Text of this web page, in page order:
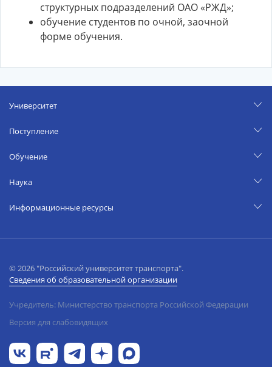
структурных подразделений ОАО «РЖД»;
обучение студентов по очной, заочной
форме обучения.
Университет
Поступление
Обучение
Наука
Информационные ресурсы
© 2026 "Российский университет транспорта".
Сведения об образовательной организации
Учредитель: Министерство транспорта Российской Федерации
Версия для слабовидящих